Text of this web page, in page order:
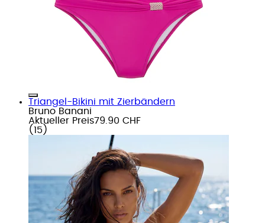
Triangel-Bikini mit Zierbändern
Bruno Banani
Aktueller Preis79.90 CHF
( 15 )